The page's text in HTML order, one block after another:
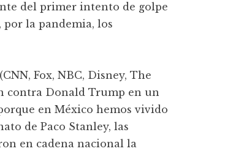
del primer intento de golpe
por la pandemia, los
Fox, NBC, Disney, The
contra Donald Trump en un
en México hemos vivido
de Paco Stanley, las
en cadena nacional la